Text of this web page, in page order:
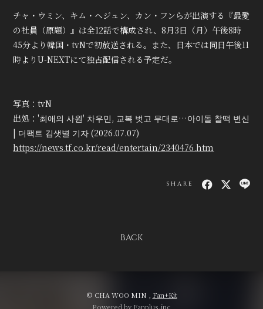
チャ・ウミン、キム・ヘジュン、カン・フンらが出演する『最愛
の社員（原題）』は全12話で構成され、8月3日（月）午後8時
45分より韓国・tvNで初放送される。また、日本では同日午後11
時よりU-NEXTにて独占配信される予定だ。
写真：tvN
出処：'최애의 사원' 차우민, 교복 벗고 무대로…아이돌 찰떡 변신
| 더팩트 김샛별 기자 (2026.07.07)
https://news.tf.co.kr/read/entertain/2340476.htm
SHARE
BACK
© CHA WOO MIN , Fan+Kit
Powered by Fanplus.inc